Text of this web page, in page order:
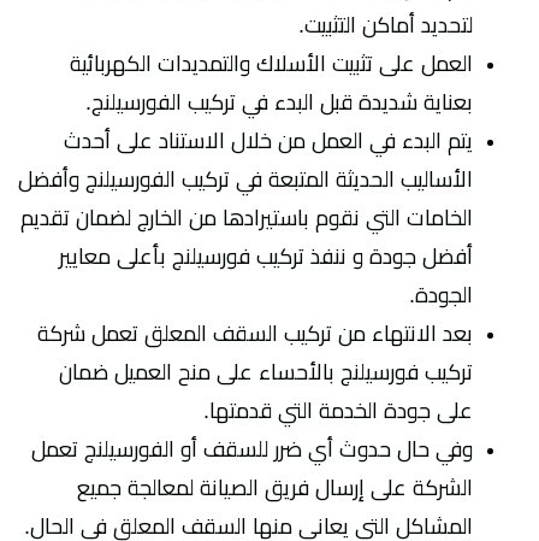
لتحديد أماكن التثبيت.
العمل على تثبيت الأسلاك والتمديدات الكهربائية
بعناية شديدة قبل البدء في تركيب الفورسيلنج.
يتم البدء في العمل من خلال الاستناد على أحدث
الأساليب الحديثة المتبعة في تركيب الفورسيلنج وأفضل
الخامات التي نقوم باستيرادها من الخارج لضمان تقديم
أفضل جودة و ننفذ تركيب فورسيلنج بأعلى معايير
الجودة.
بعد الانتهاء من تركيب السقف المعلق تعمل شركة
تركيب فورسيلنج بالأحساء على منح العميل ضمان
على جودة الخدمة التي قدمتها.
وفي حال حدوث أي ضرر للسقف أو الفورسيلنج تعمل
الشركة على إرسال فريق الصيانة لمعالجة جميع
المشاكل التي يعاني منها السقف المعلق في الحال.